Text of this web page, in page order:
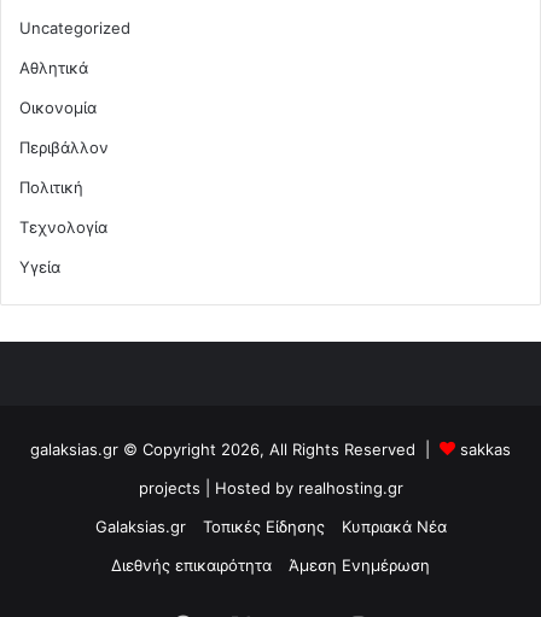
Uncategorized
Αθλητικά
Οικονομία
Περιβάλλον
Πολιτική
Τεχνολογία
Υγεία
galaksias.gr © Copyright 2026, All Rights Reserved |
sakkas
projects | Hosted by realhosting.gr
Galaksias.gr
Τοπικές Είδησης
Κυπριακά Νέα
Διεθνής επικαιρότητα
Άμεση Ενημέρωση